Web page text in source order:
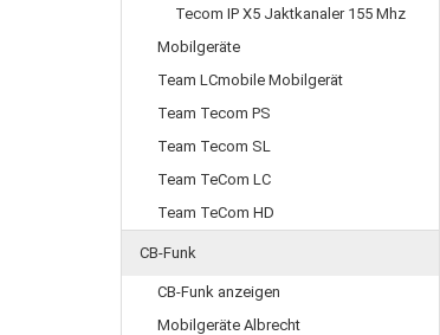
Tecom IP X5 Jaktkanaler 155 Mhz
Mobilgeräte
Team LCmobile Mobilgerät
Team Tecom PS
Team Tecom SL
Team TeCom LC
Team TeCom HD
CB-Funk
CB-Funk anzeigen
Mobilgeräte Albrecht